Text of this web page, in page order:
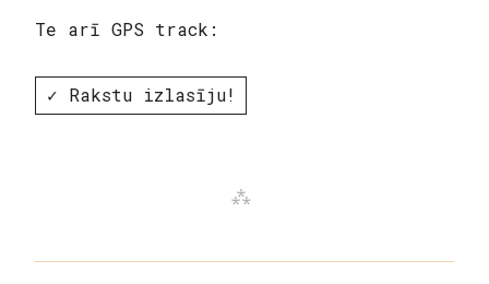
Te arī GPS track:
✓ Rakstu izlasīju!